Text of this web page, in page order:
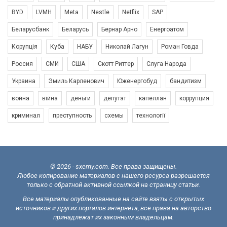
BYD LVMH Meta Nestle Netflix SAP
Беларусбанк Беларусь Бернар Арно Енергоатом
Корупція Куба НАБУ Николай Лагун Роман Говда
Россия СМИ США Скотт Риттер Слуга Народа
Украина Эмиль Карленович Юженергобуд бандитизм
война війна деньги депутат капеллан коррупция
криминал преступность схемы технології
© 2026 - sxemy.com. Все права защищены.
Любое копирование материалов с нашего ресурса разрешается
только с обратной активной ссылкой на страницу статьи.
Все материалы опубликованные на сайте взяты с открытых
источников и других порталов интернета, все права на авторство
принадлежат их законным владельцам.